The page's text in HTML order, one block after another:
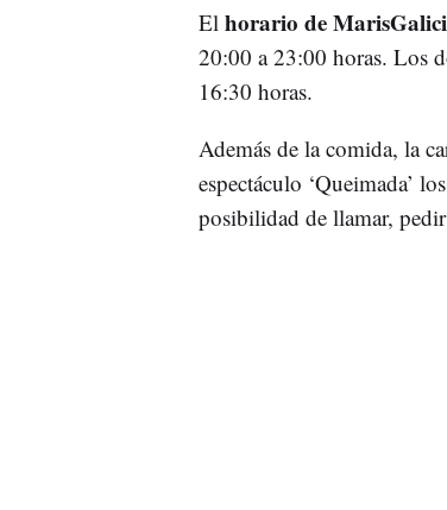
El horario de
20:00 a 23:00 horas. Los
16:30 horas.
Además de la comida, la
espectáculo ‘Queimada’
posibilidad de llamar,